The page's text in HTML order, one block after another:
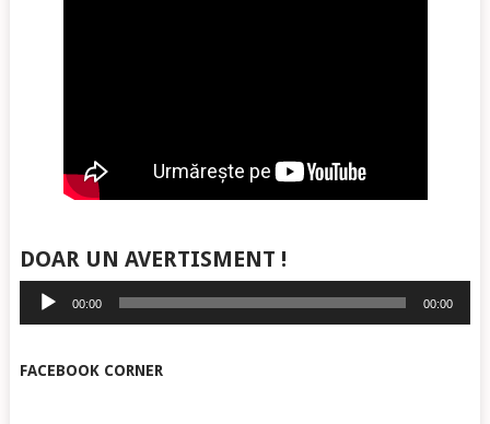
DOAR UN AVERTISMENT !
Player
audio
00:00 00:00
FACEBOOK CORNER